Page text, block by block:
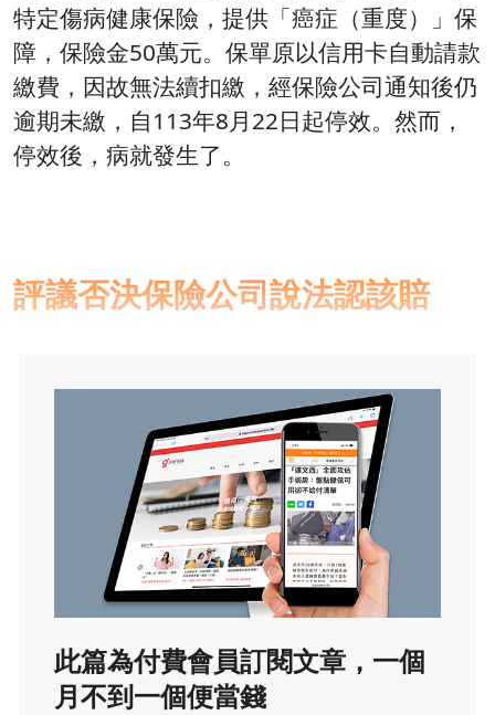
特定傷病健康保險，提供「癌症（重度）」保
障，保險金50萬元。保單原以信用卡自動請款
繳費，因故無法續扣繳，經保險公司通知後仍
逾期未繳，自113年8月22日起停效。然而，
停效後，病就發生了。
評議否決保險公司說法認該賠
此篇為付費會員訂閱文章，一個
月不到一個便當錢